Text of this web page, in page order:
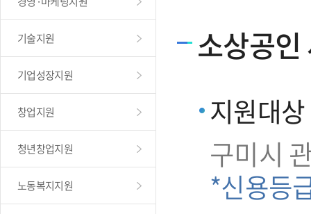
기술지원
기업성장지원
창업지원
청년창업지원
노동복지지원
소상공
지원대상
구미시
*신용등